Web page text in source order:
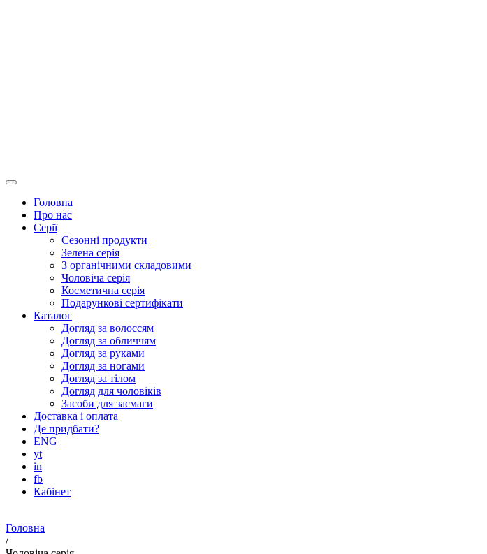
Головна
Про нас
Серії
Сезонні продукти
Зелена серія
З органічними складовими
Чоловіча серія
Косметична серія
Подарункові сертифікати
Каталог
Догляд за волоссям
Догляд за обличчям
Догляд за руками
Догляд за ногами
Догляд за тілом
Догляд для чоловіків
Засоби для засмаги
Доставка і оплата
Де придбати?
ENG
yt
in
fb
Кабінет
Головна
/